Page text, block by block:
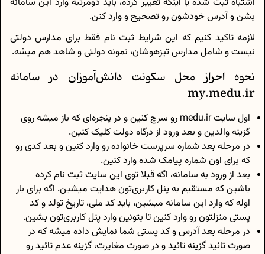
بشن و آدرس خودشون رو تصحیح و وارد کنن.
لازمه تاکید کنیم که این شرایط ثبت نام فقط برای مدارس دولتی
نیست و شامل مدارس تیزهوشان، نمونه دولتی و شاهد هم میشه.
نحوه احراز محل سکونت دانش‌آموزان در سامانه
my.medu.ir
اول سایت medu.ir رو سرچ کنین و در پنجره‌ای که باز میشه روی
گزینه والدین و بعد ورود از درگاه دولت کلیک کنین.
در مرحله بعد شماره سرپرست خانواده رو وارد کنین و بعد کدی رو
که برای اون شماره پیامک شده وارد کنین.
بعد از ورود به سامانه، اگه قبلا توی این سایت ثبت نام کرده
باشین که مستقیم به پنل کاربری‌تون هدایت میشین. اگه برای بار
اوله که وارد این سامانه میشین، باید کد ملی، تاریخ تولد و کد
پستی منزلتون رو وارد کنین تا بتونین وارد پنل کاربری‌تون بشین.
در مرحله بعد آدرس و کد پستی شما نمایش داده میشه که در
صورت تائید گزینه تائید و در صورت مغایرت، گزینه عدم تائید رو